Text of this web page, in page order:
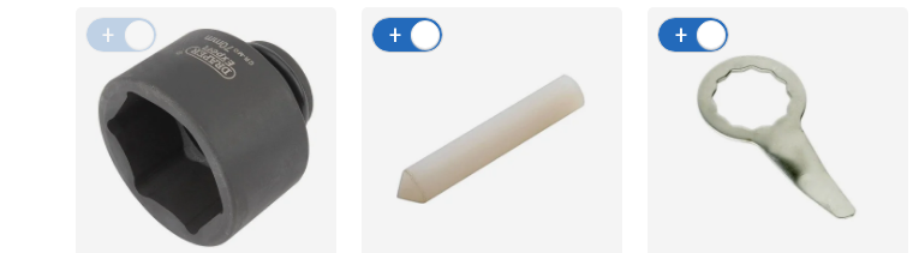
+ - + +